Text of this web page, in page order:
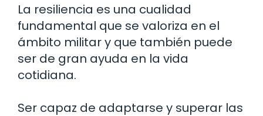
La resiliencia es una cualidad
fundamental que se valoriza en el
ámbito militar y que también puede
ser de gran ayuda en la vida
cotidiana.
Ser capaz de adaptarse y superar las